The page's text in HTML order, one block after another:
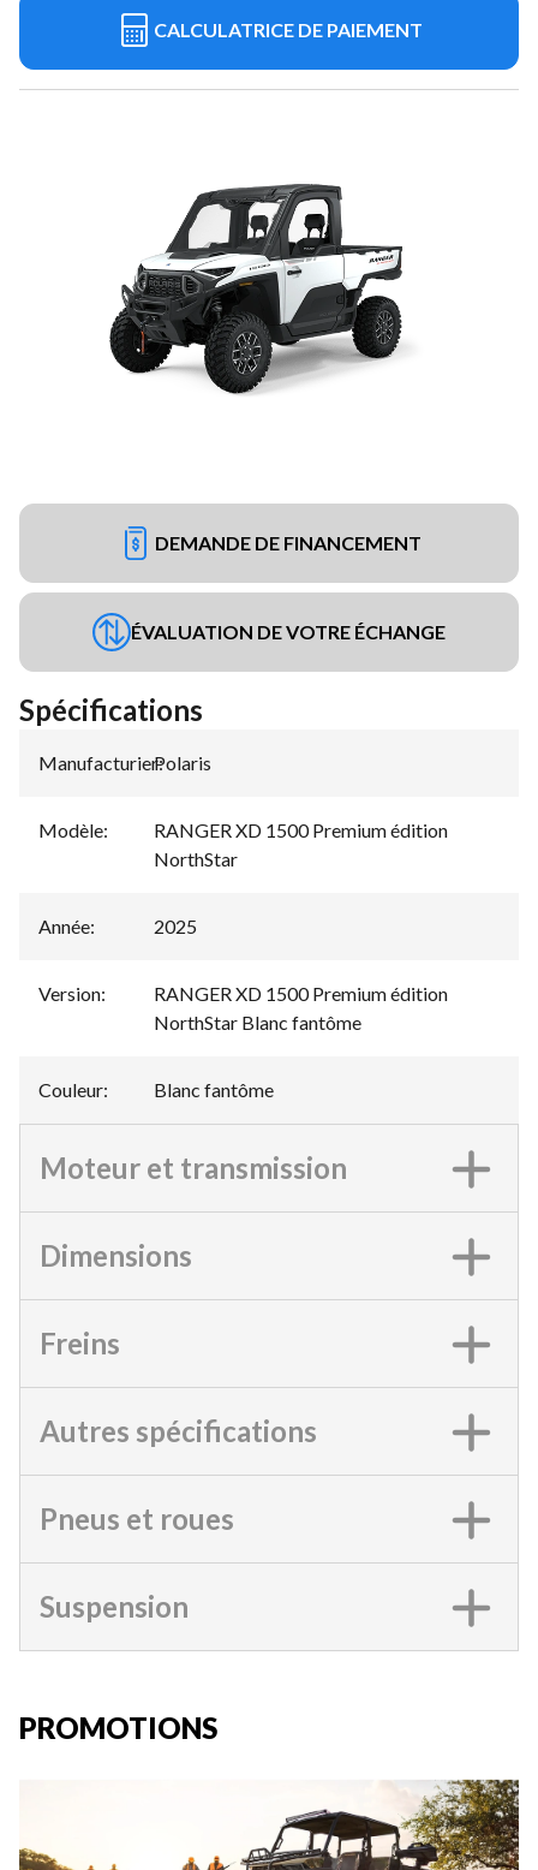
CALCULATRICE DE PAIEMENT
DEMANDE DE FINANCEMENT
ÉVALUATION DE VOTRE ÉCHANGE
Spécifications
Manufacturier:
Polaris
Modèle:
RANGER XD 1500 Premium édition
NorthStar
Année: 2025
Version:
RANGER XD 1500 Premium édition
NorthStar Blanc fantôme
Couleur: Blanc fantôme
Moteur et transmission
Dimensions
Freins
Autres spécifications
Pneus et roues
Suspension
PROMOTIONS